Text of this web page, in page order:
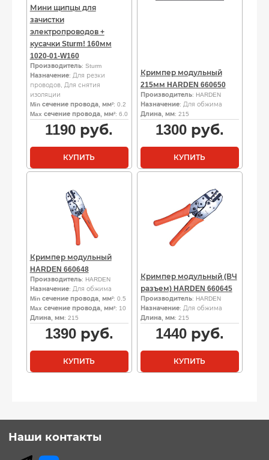
Мини щипцы для
зачистки
электропроводов +
кусачки Sturm! 160мм
1020-01-W160
Производитель: Sturm
Назначение: Для резки
проводов, Для снятия
изоляции
Min сечение провода, мм²: 0.2
Max сечение провода, мм²: 6.0
1190 руб.
КУПИТЬ
Кримпер модульный
215мм HARDEN 660650
Производитель: HARDEN
Назначение: Для обжима
Длина, мм: 215
1300руб.
КУПИТЬ
Кримпер модульный
HARDEN 660648
Производитель: HARDEN
Назначение: Для обжима
Min сечение провода, мм²: 0.5
Max сечение провода, мм²: 10
Длина, мм: 215
1390руб.
КУПИТЬ
Кримпер модульный (ВЧ
разъем) HARDEN 660645
Производитель: HARDEN
Назначение: Для обжима
Длина, мм: 215
1440руб.
КУПИТЬ
Наши контакты